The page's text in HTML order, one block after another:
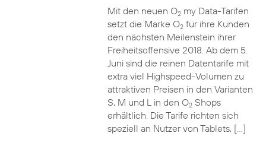
Mit den neuen O2my Data-Tarifen
setzt die Marke O2für ihre Kunden
den nächsten Meilenstein ihrer
Freiheitsoffensive 2018. Ab dem 5.
Juni sind die reinen Datentarife mit
extra viel Highspeed-Volumen zu
attraktiven Preisen in den Varianten
S, M und L in den O2Shops
erhältlich. Die Tarife richten sich
speziell an Nutzer von Tablets, […]